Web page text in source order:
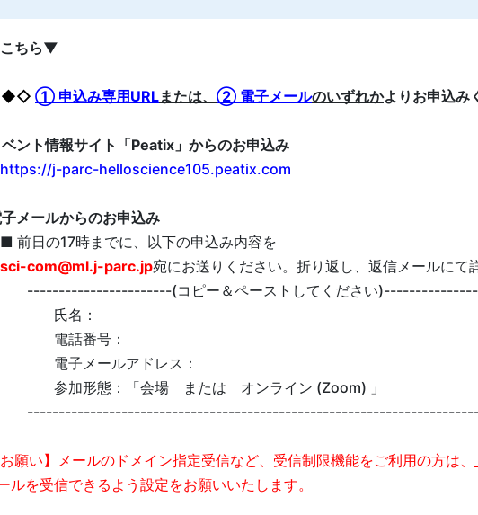
こちら▼
① 申込み専用URLまたは、 ② 電子メールのいずれかよりお申込
ント情報サイト「Peatix」からのお申込み
https://j-parc-helloscience105.peatix.com
メールからのお申込み
■ 前日の17時までに、以下の申込み内容を
sci-com@ml.j-parc.jp宛にお送りください。折り返し、返信メールにて
-----------------------(コピー＆ペーストしてください
氏名：
電話番号：
電子メールアドレス：
参加形態：「会場 または オンライン (Zoom) 」
お願い】メールのドメイン指定受信など、受信制限機能をご利用の方は、
ルを受信できるよう設定をお願いいたします。